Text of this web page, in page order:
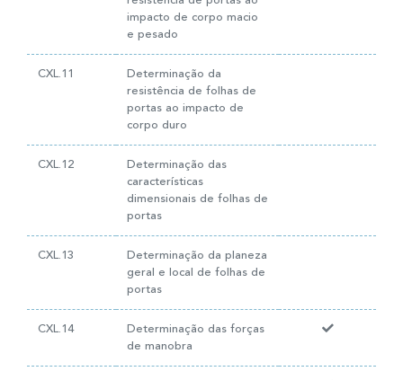
impacto de corpo macio
e pesado
CXL.11
Determinação da
resistência de folhas de
portas ao impacto de
corpo duro
CXL.12
Determinação das
características
dimensionais de folhas de
portas
CXL.13
Determinação da planeza
geral e local de folhas de
portas
CXL.14
Determinação das forças
de manobra